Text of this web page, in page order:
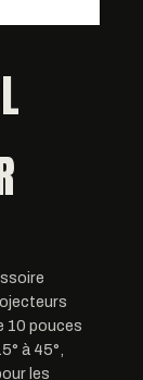
10 pouces
à 45°,
les